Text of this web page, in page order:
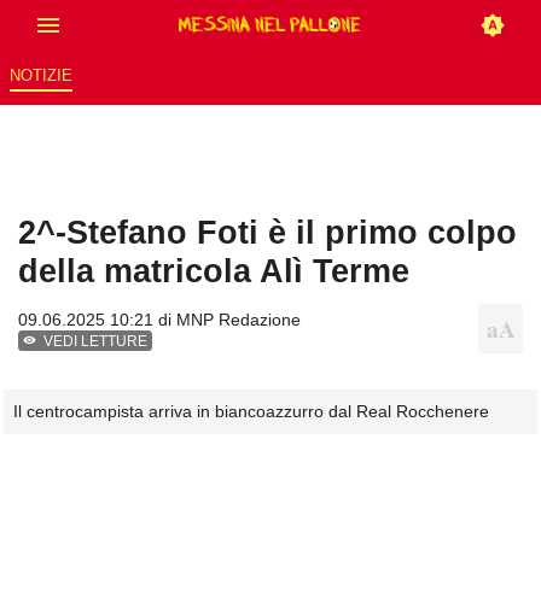
NOTIZIE
2^-Stefano Foti è il primo colpo
della matricola Alì Terme
09.06.2025 10:21 di MNP Redazione
VEDI LETTURE
Il centrocampista arriva in biancoazzurro dal Real Rocchenere